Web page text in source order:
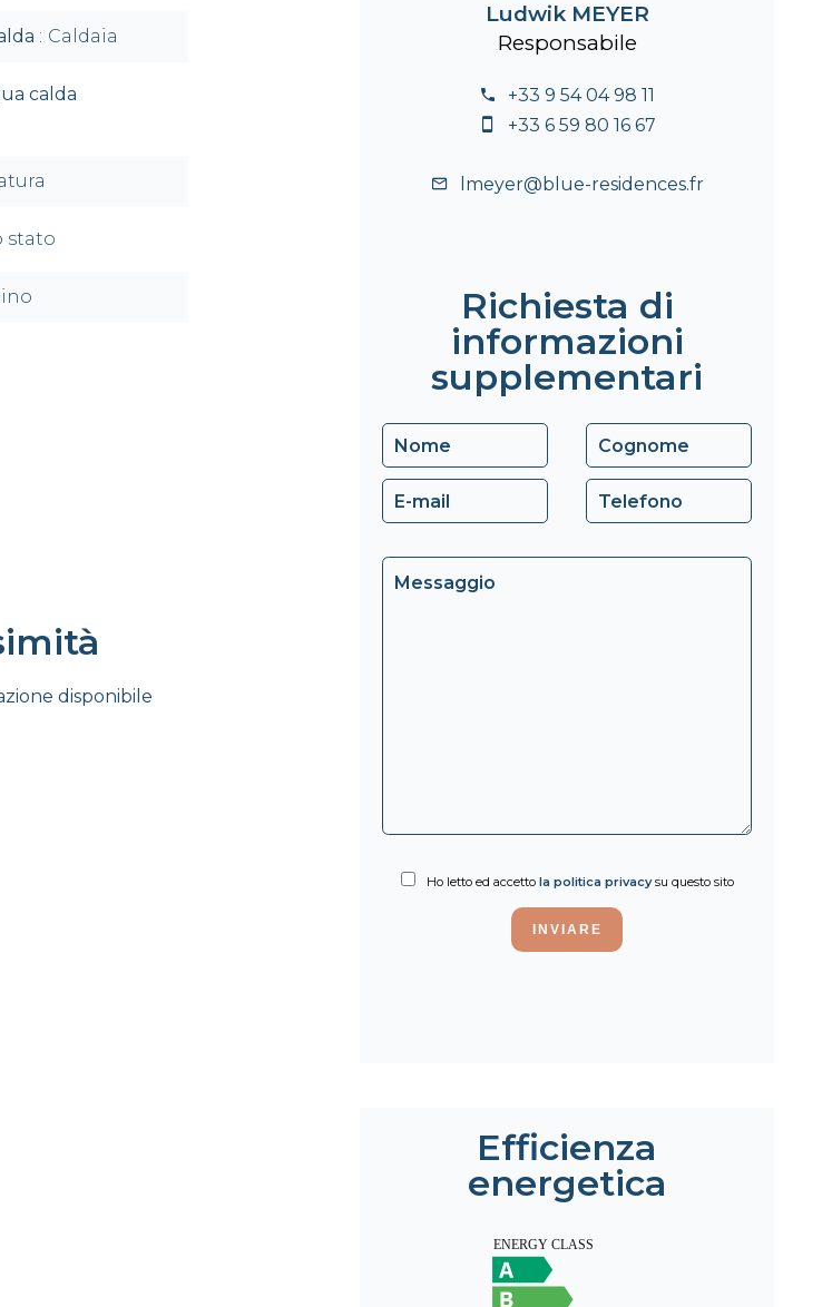
Caldaia
calda
stato
disponibile
Ludwik MEYER
Responsabile
+33 9 54 04 98 11
+33 6 59 80 16 67
lmeyer@blue-residences.fr
Richiesta di
informazioni
supplementari
Ho letto ed accetto la politica privacysu questo sito
INVIARE
Efficienza
energetica